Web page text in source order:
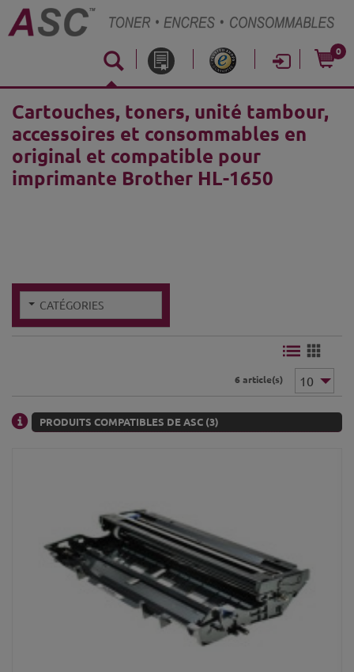
0
Cartouches, toners, unité tambour,
accessoires et consommables en
original et compatible pour
imprimante Brother HL-1650
CATÉGORIES
6 article(s)
PRODUITS COMPATIBLES DE ASC (3)